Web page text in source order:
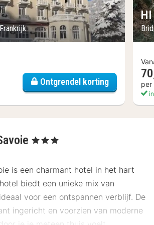
Ontgrendel korting per
, 3 Sterren
is een charmant hotel in het hart
biedt een unieke mix van
voor een ontspannen verblijf. De
ingericht en voorzien van moderne